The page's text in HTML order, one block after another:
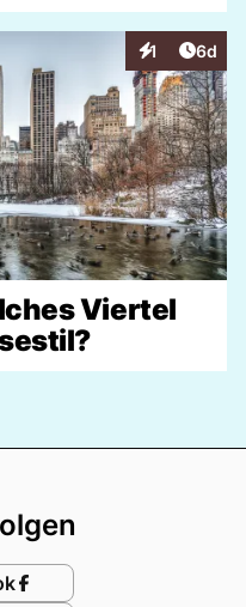
1
Interaktionen
6d
Viertel